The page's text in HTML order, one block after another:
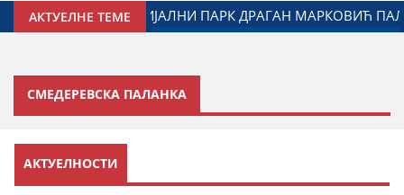
АКТУЕЛНЕ ТЕМЕ
ЂОРЂЕ МИЛИЋЕВИЋ У ЈАГОДИНИ: ДОГОВОРЕН
СМЕДЕРЕВСКА ПАЛАНКА
АКТУЕЛНОСТИ